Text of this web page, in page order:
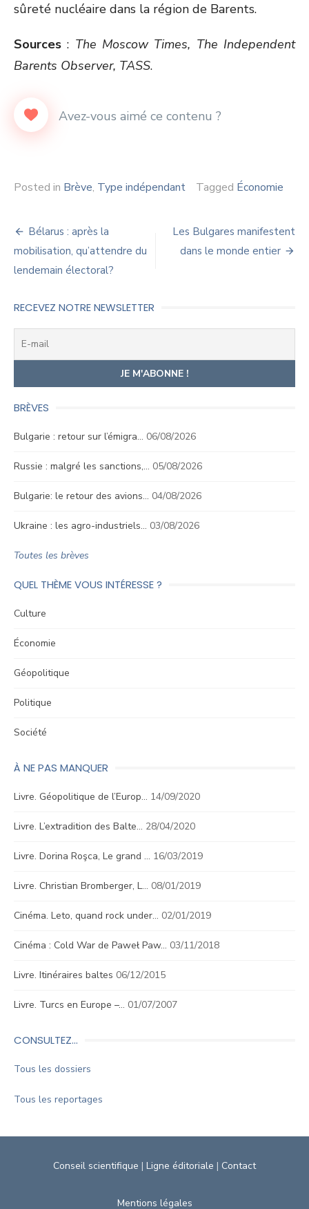
sûreté nucléaire dans la région de Barents.
Sources : The Moscow Times, The Independent
Barents Observer, TASS.
Posted in Brève, Type indépendant Tagged Économie
Navigation
de
l’article
Bélarus : après la
mobilisation, qu’attendre du
lendemain électoral?
Les Bulgares manifestent
dans le monde entier
RECEVEZ NOTRE NEWSLETTER
BRÈVES
Bulgarie : retour sur l’émigra… 06/08/2026
Russie : malgré les sanctions,… 05/08/2026
Bulgarie: le retour des avions… 04/08/2026
Ukraine : les agro-industriels… 03/08/2026
Toutes les brèves
QUEL THÈME VOUS INTÉRESSE ?
Culture
Économie
Géopolitique
Politique
Société
À NE PAS MANQUER
Livre. Géopolitique de l’Europ… 14/09/2020
Livre. L’extradition des Balte… 28/04/2020
Livre. Dorina Roşca, Le grand … 16/03/2019
Livre. Christian Bromberger, L… 08/01/2019
Cinéma. Leto, quand rock under… 02/01/2019
Cinéma : Cold War de Paweł Paw… 03/11/2018
Livre. Itinéraires baltes 06/12/2015
Livre. Turcs en Europe –… 01/07/2007
CONSULTEZ…
Tous les dossiers
Tous les reportages
Conseil scientifique | Ligne éditoriale | Contact
Mentions légales